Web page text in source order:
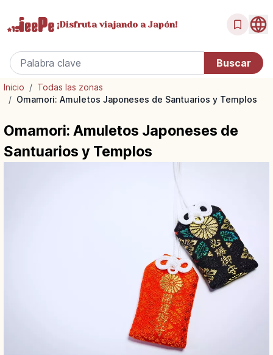
¡Disfrutaviajando a Japón!
Inicio / Todas las zonas
/ Omamori: Amuletos Japoneses de Santuarios y Templos
Omamori: Amuletos Japoneses de
Santuarios y Templos